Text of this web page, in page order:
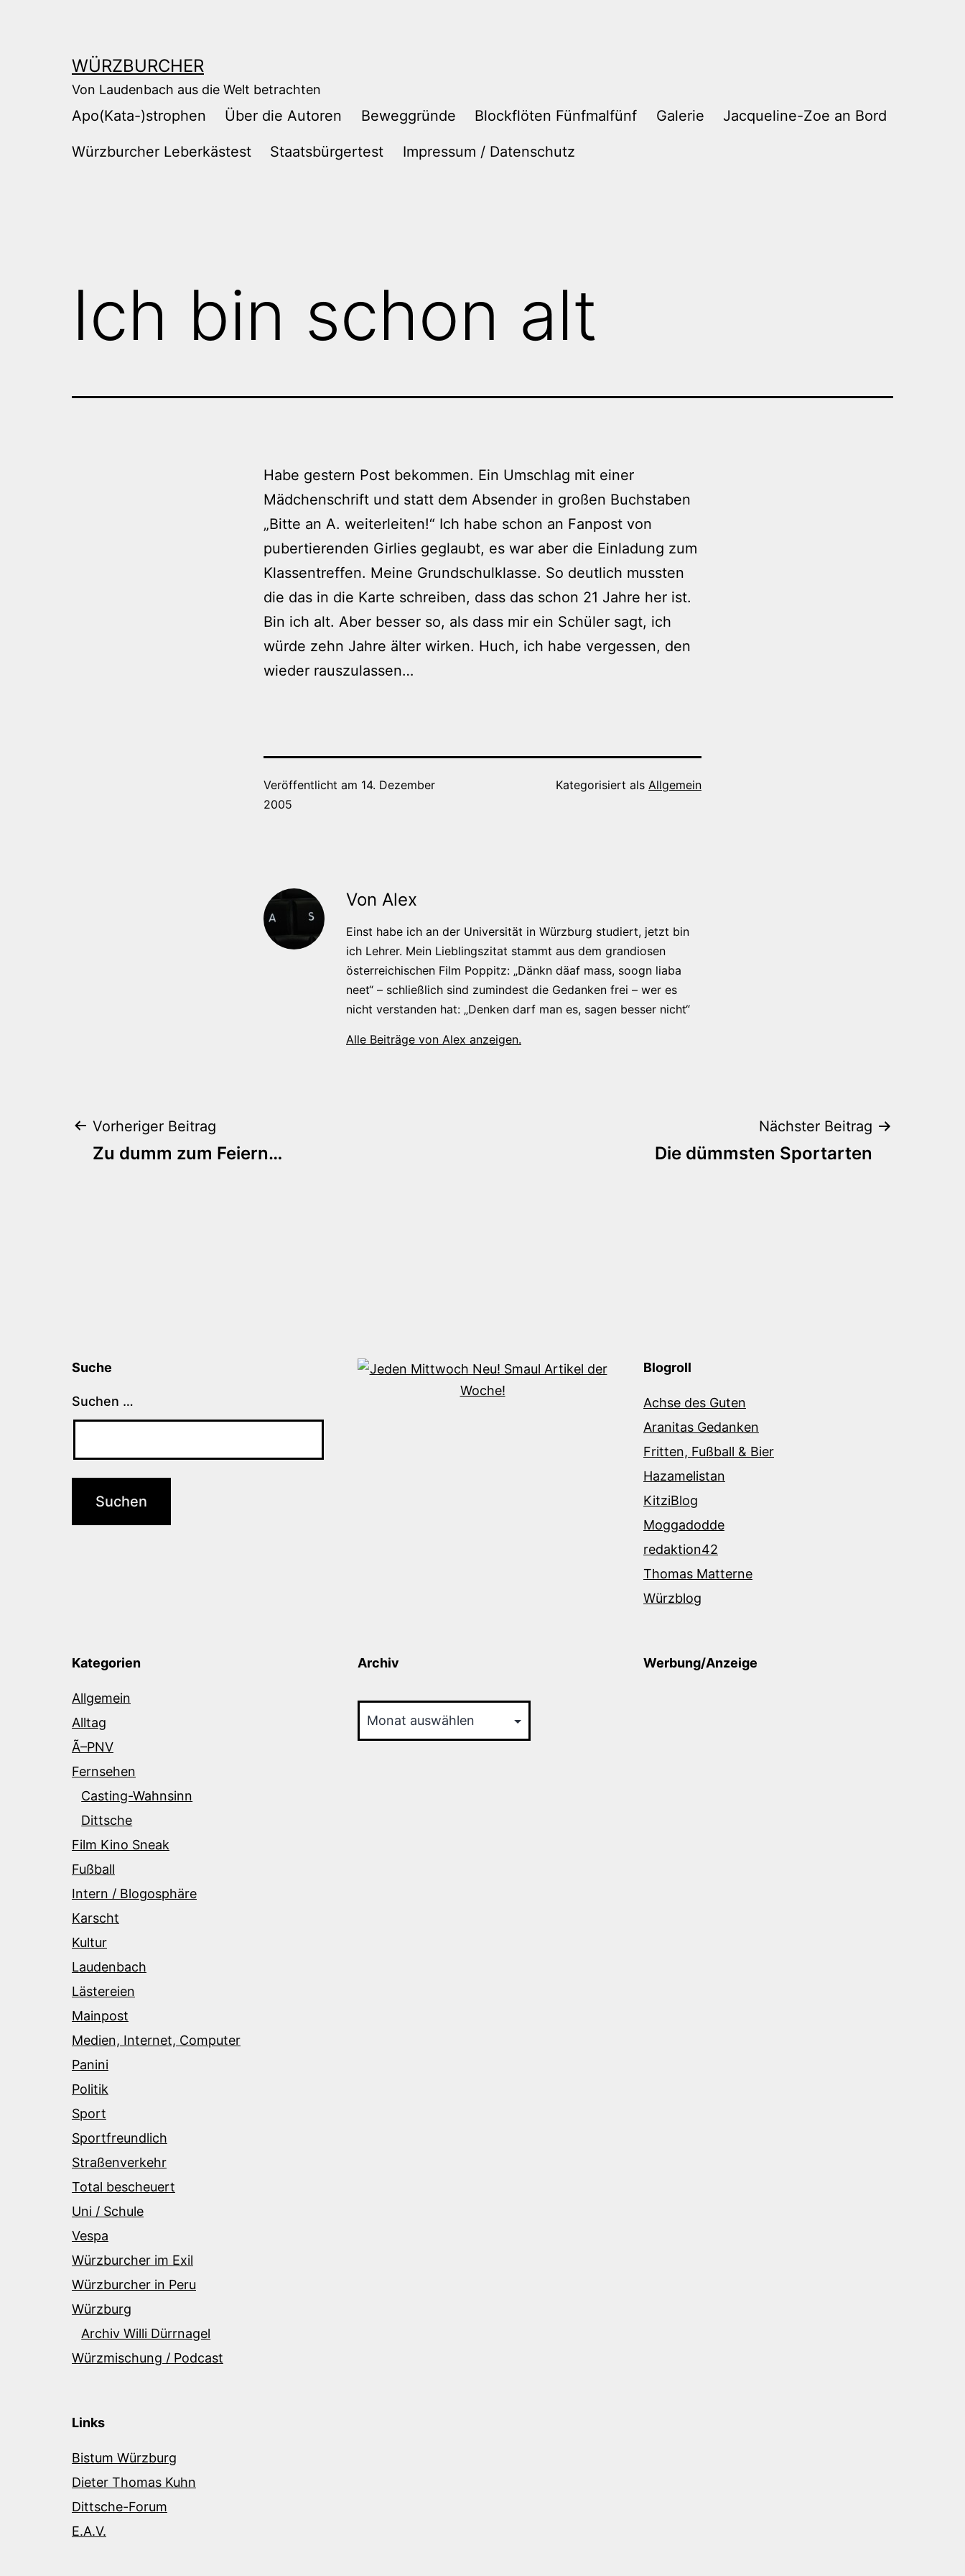
WÜRZBURCHER
Von Laudenbach aus die Welt betrachten
Apo(Kata-)strophen Über die Autoren Beweggründe Blockflöten Fünfmalfünf Galerie Jacqueline-Zoe an Bord
Würzburcher Leberkästest Staatsbürgertest Impressum / Datenschutz
Ich bin schon alt
Habe gestern Post bekommen. Ein Umschlag mit einer
Mädchenschrift und statt dem Absender in großen Buchstaben
„Bitte an A. weiterleiten!“ Ich habe schon an Fanpost von
pubertierenden Girlies geglaubt, es war aber die Einladung zum
Klassentreffen. Meine Grundschulklasse. So deutlich mussten
die das in die Karte schreiben, dass das schon 21 Jahre her ist.
Bin ich alt. Aber besser so, als dass mir ein Schüler sagt, ich
würde zehn Jahre älter wirken. Huch, ich habe vergessen, den
wieder rauszulassen…
Veröffentlicht am 14. Dezember
2005
Kategorisiert als Allgemein
Von Alex
Einst habe ich an der Universität in Würzburg studiert, jetzt bin
ich Lehrer. Mein Lieblingszitat stammt aus dem grandiosen
österreichischen Film Poppitz: „Dänkn däaf mass, soogn liaba
neet“ – schließlich sind zumindest die Gedanken frei – wer es
nicht verstanden hat: „Denken darf man es, sagen besser nicht“
Alle Beiträge von Alex anzeigen.
Beitragsnavigation
Vorheriger Beitrag
Zu dumm zum Feiern…
Nächster Beitrag
Die dümmsten Sportarten
Suche
Suchen …
Blogroll
Achse des Guten
Aranitas Gedanken
Fritten, Fußball & Bier
Hazamelistan
KitziBlog
Moggadodde
redaktion42
Thomas Matterne
Würzblog
Kategorien
Allgemein
Alltag
Ã–PNV
Fernsehen
Casting-Wahnsinn
Dittsche
Film Kino Sneak
Fußball
Intern / Blogosphäre
Karscht
Kultur
Laudenbach
Lästereien
Mainpost
Medien, Internet, Computer
Panini
Politik
Sport
Sportfreundlich
Straßenverkehr
Total bescheuert
Uni / Schule
Vespa
Würzburcher im Exil
Würzburcher in Peru
Würzburg
Archiv Willi Dürrnagel
Würzmischung / Podcast
Archiv Werbung/Anzeige
Links
Bistum Würzburg
Dieter Thomas Kuhn
Dittsche-Forum
E.A.V.